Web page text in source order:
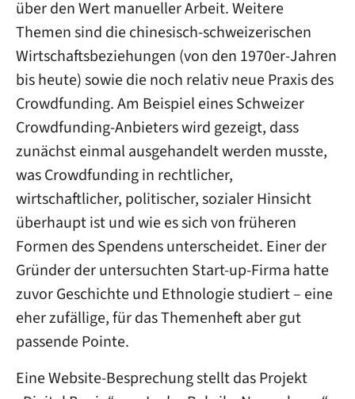
über den Wert manueller Arbeit. Weitere
Themen sind die chinesisch-schweizerischen
Wirtschaftsbeziehungen (von den 1970er-Jahren
bis heute) sowie die noch relativ neue Praxis des
Crowdfunding. Am Beispiel eines Schweizer
Crowdfunding-Anbieters wird gezeigt, dass
zunächst einmal ausgehandelt werden musste,
was Crowdfunding in rechtlicher,
wirtschaftlicher, politischer, sozialer Hinsicht
überhaupt ist und wie es sich von früheren
Formen des Spendens unterscheidet. Einer der
Gründer der untersuchten Start-up-Firma hatte
zuvor Geschichte und Ethnologie studiert – eine
eher zufällige, für das Themenheft aber gut
passende Pointe.
Eine Website-Besprechung stellt das Projekt